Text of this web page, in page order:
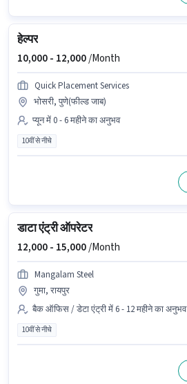
हेल्पर
10,000 - 12,000/Month
Quick Placement Services
भोसरी, पुणे(फील्ड जाब)
प्यून में 0 - 6 महीने का अनुभव
10वीं से नीचे
डाटा एंट्री ऑपरेटर
12,000 - 15,000/Month
Mangalam Steel
गुमा, रायपुर
बैक ऑफिस / डेटा एंट्री में 6 - 12 महीने का अनुभव
10वीं से नीचे